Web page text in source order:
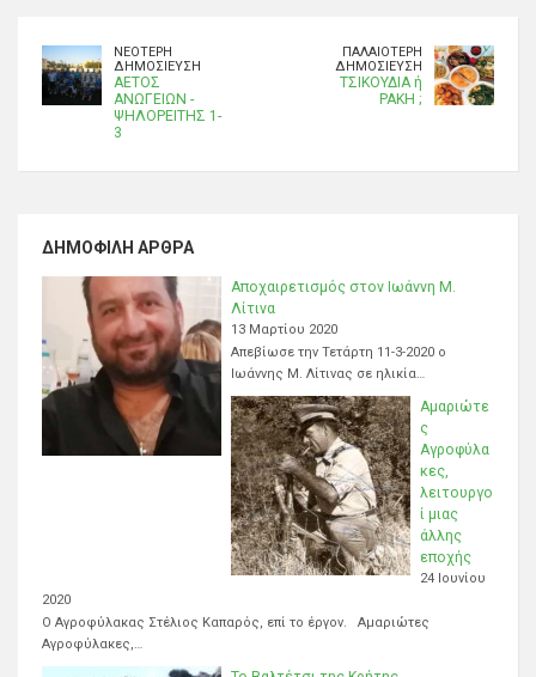
ΝΕΌΤΕΡΗ
ΔΗΜΟΣΊΕΥΣΗ
ΑΕΤΟΣ
ΑΝΩΓΕΙΩΝ -
ΨΗΛΟΡΕΙΤΗΣ 1-
3
ΠΑΛΑΙΌΤΕΡΗ
ΔΗΜΟΣΊΕΥΣΗ
ΤΣΙΚΟΥΔΙΑ ή
ΡΑΚΗ ;
ΔΗΜΟΦΙΛΉ ΆΡΘΡΑ
Αποχαιρετισμός στον Ιωάννη Μ.
Λίτινα
13 Μαρτίου 2020
Απεβίωσε την Τετάρτη 11-3-2020 ο
Ιωάννης Μ. Λίτινας σε ηλικία…
Αμαριώτε
ς
Αγροφύλα
κες,
λειτουργο
ί μιας
άλλης
εποχής
24 Ιουνίου
2020
Ο Αγροφύλακας Στέλιος Καπαρός, επί το έργον. Αμαριώτες
Αγροφύλακες,…